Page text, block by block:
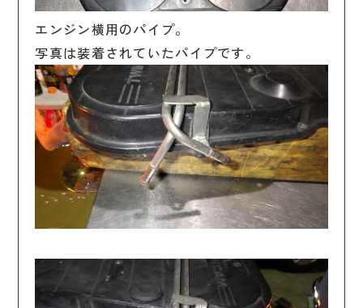
エンジン横用のパイプ。
写真は装着されていたパイプです。